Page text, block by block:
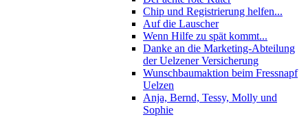
Chip und Registrierung helfen...
Auf die Lauscher
Wenn Hilfe zu spät kommt...
Danke an die Marketing-Abteilung
der Uelzener Versicherung
Wunschbaumaktion beim Fressnapf
Uelzen
Anja, Bernd, Tessy, Molly und
Sophie